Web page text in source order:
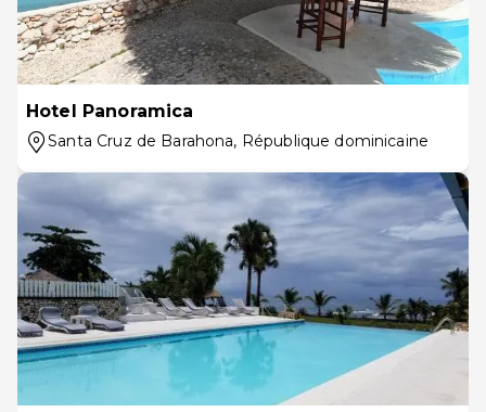
Hotel Panoramica
Santa Cruz de Barahona, République dominicaine